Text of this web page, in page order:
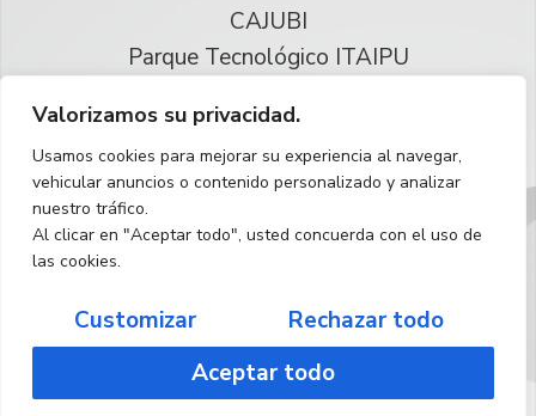
Valorizamos su privacidad.
Usamos cookies para mejorar su experiencia al navegar,
vehicular anuncios o contenido personalizado y analizar
nuestro tráfico.
Al clicar en "Aceptar todo", usted concuerda con el uso de
las cookies.
Customizar
Rechazar todo
Aceptar todo
CAJUBI
Parque Tecnológico ITAIPU
Reservados todos los derechos
Español